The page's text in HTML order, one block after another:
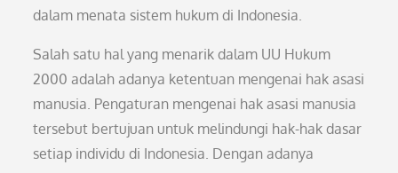
dalam menata sistem hukum di Indonesia.
Salah satu hal yang menarik dalam UU Hukum
2000 adalah adanya ketentuan mengenai hak asasi
manusia. Pengaturan mengenai hak asasi manusia
tersebut bertujuan untuk melindungi hak-hak dasar
setiap individu di Indonesia. Dengan adanya